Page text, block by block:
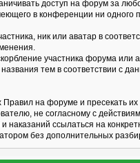
доступ на форум за
в конференции ни
ник или аватар в
участника форума или
тем в соответствии с
на форуме и пресекать
не согласному с
наказаний ссылаться на
без дополнительных